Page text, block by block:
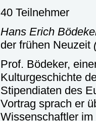
40 Teilnehmer
Hans Erich
der frühen Neuzeit
Prof. Bödeker,
Kulturgeschichte
Stipendiaten des
Vortrag sprach er
Wissenschaftler